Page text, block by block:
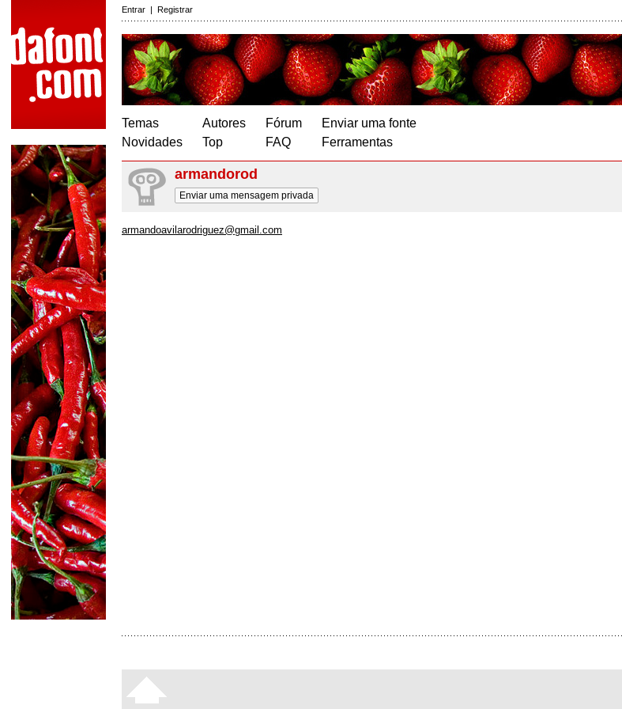
Entrar | Registrar
Temas
Novidades
Autores
Top
Fórum
FAQ
Enviar uma fonte
Ferramentas
armandorod
Enviar uma mensagem privada
armandoavilarodriguez@gmail.com